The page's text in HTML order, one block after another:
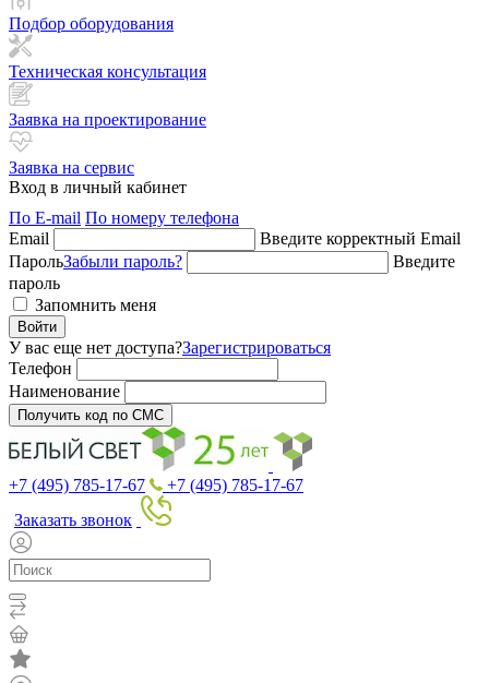
Подбор оборудования
Техническая консультация
Заявка на проектирование
Заявка на сервис
Вход в личный кабинет
По E-mail По номеру телефона
Email
Введите корректный Email
ПарольЗабыли пароль?
Введите
пароль
Запомнить меня
Войти
У вас еще нет доступа?Зарегистрироваться
Телефон
Наименование
Получить код по СМС
+7 (495) 785-17-67
+7 (495) 785-17-67
Заказать звонок